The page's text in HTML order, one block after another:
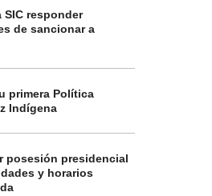
SIC responder
de sancionar a
primera Política
Indígena
posesión presidencial
y horarios